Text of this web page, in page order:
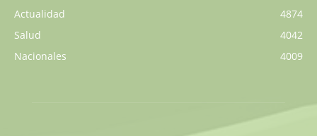
Actualidad
4874
Salud
4042
Nacionales
4009